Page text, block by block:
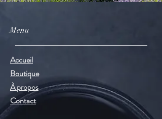
Menu
Accueil
Boutique
À propos
Contact